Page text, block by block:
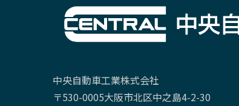
中央自動車工業株式会社
〒530-0005大阪市北区中之島4-2-30